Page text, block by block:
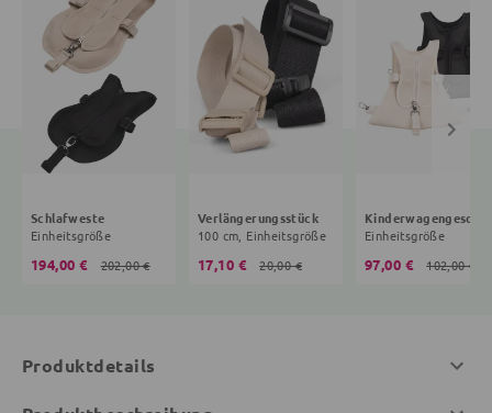
Schlafweste
Einheitsgröße
194,00 € 202,00 €
Verlängerungsstück
100 cm, Einheitsgröße
17,10 € 20,00 €
Einheitsgröße
97,00 € 102,00 €
Produktdetails